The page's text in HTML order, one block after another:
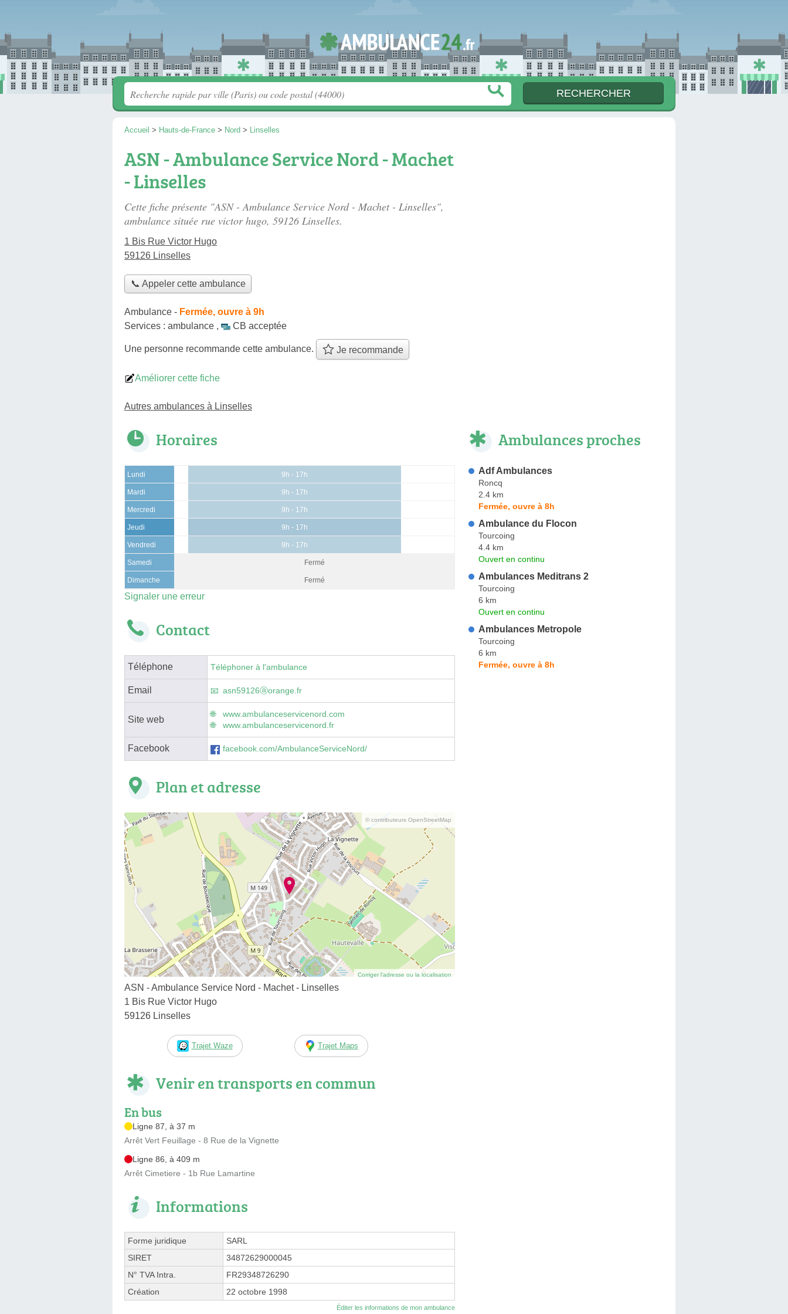
Accueil > Hauts-de-France > Nord > Linselles
ASN - Ambulance Service Nord - Machet
- Linselles
Cette fiche présente "ASN - Ambulance Service Nord - Machet - Linselles",
ambulance située rue victor hugo, 59126 Linselles.
1 Bis Rue Victor Hugo
59126 Linselles
📞 Appeler cette ambulance
Ambulance - Fermée, ouvre à 9h
Services : ambulance , CB acceptée
Une personne recommande cette ambulance. Je recommande
Améliorer cette fiche
Autres ambulances à Linselles
Horaires
Lundi 9h - 17h
Mardi 9h - 17h
Mercredi 9h - 17h
Jeudi 9h - 17h
Vendredi 9h - 17h
Samedi Fermé
Dimanche Fermé
Signaler une erreur
Contact
Téléphone Téléphoner à l'ambulance
Email asn59126ⓐorange.fr
Site web
www.ambulanceservicenord.com
www.ambulanceservicenord.fr
Facebook facebook.com/AmbulanceServiceNord/
Plan et adresse
© contributeurs OpenStreetMap
Corriger l’adresse ou la localisation
ASN - Ambulance Service Nord - Machet - Linselles
1 Bis Rue Victor Hugo
59126 Linselles
Trajet Waze Trajet Maps
Venir en transports en commun
En bus
Ligne 87, à 37 m
Arrêt Vert Feuillage - 8 Rue de la Vignette
Ligne 86, à 409 m
Arrêt Cimetiere - 1b Rue Lamartine
Informations
Forme juridique
SARL
SIRET
34872629000045
N° TVA Intra.
FR29348726290
Création
22 octobre 1998
Éditer les informations de mon ambulance
Ambulances proches
Adf Ambulances
Roncq
2.4 km
Fermée, ouvre à 8h
Ambulance du Flocon
Tourcoing
4.4 km
Ouvert en continu
Ambulances Meditrans 2
Tourcoing
6 km
Ouvert en continu
Ambulances Metropole
Tourcoing
6 km
Fermée, ouvre à 8h